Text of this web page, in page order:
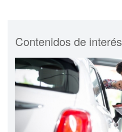
Contenidos de interés